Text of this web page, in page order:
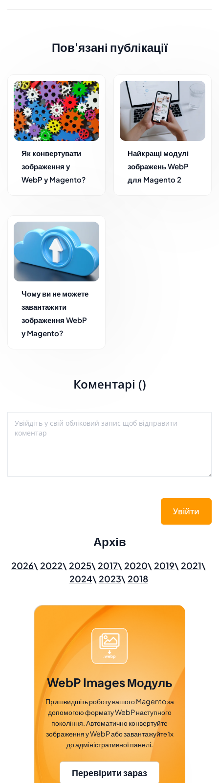
Пов'язані публікації
Як конвертувати
зображення у
WebP у Magento?
Найкращі модулі
зображень WebP
для Magento 2
Чому ви не можете
завантажити
зображення WebP
у Magento?
Коментарі ()
Увійти
Архів
2026 2022 2025 2017 2020 2019
2021
2024
2023 2018
WebP Images Модуль
Пришвидшіть роботу вашого Magento за
допомогою формату WebP наступного
покоління. Автоматично конвертуйте
зображення у WebP або завантажуйте їх
до адміністративної панелі.
Перевірити зараз